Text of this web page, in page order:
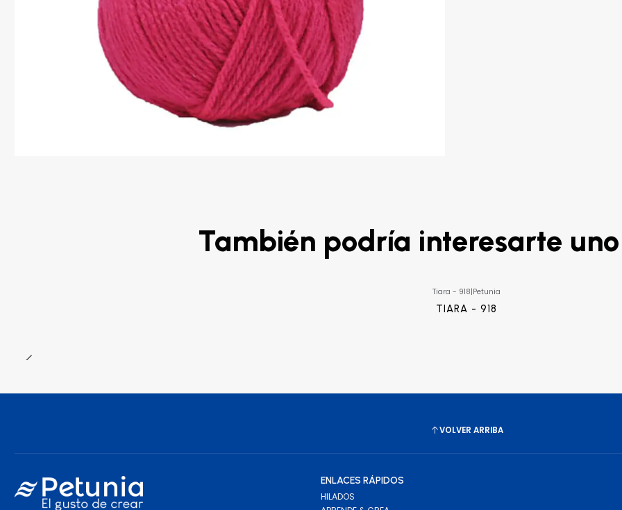
También podría interesarte
Tiara - 918|Petunia
TIARA - 918
VOLVER ARRIBA
ENLACES RÁPIDOS
HILADOS